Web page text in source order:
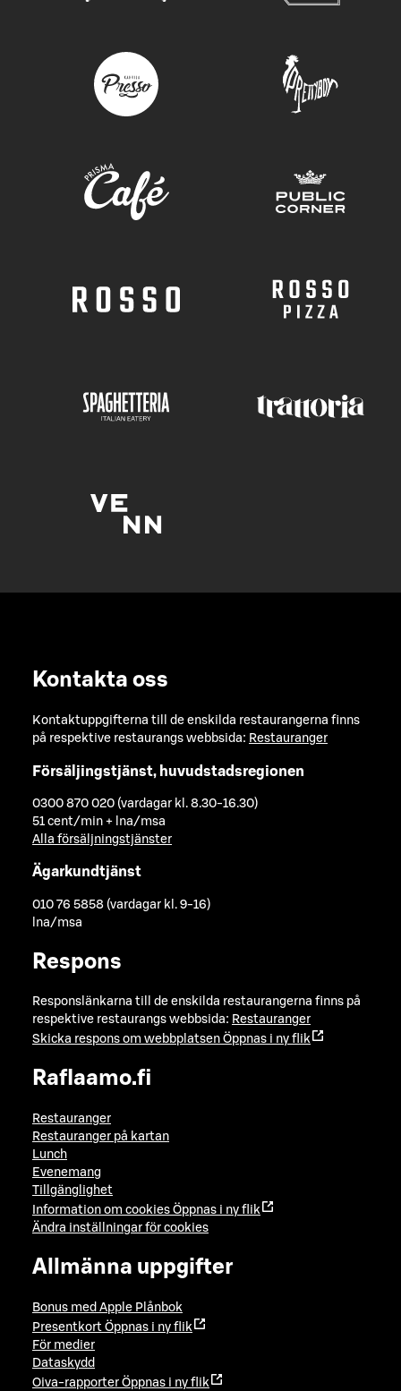
Kontakta oss
Kontaktuppgifterna till de enskilda restaurangerna finns
på respektive restaurangs webbsida: Restauranger
Försäljingstjänst, huvudstadsregionen
0300 870 020 (vardagar kl. 8.30-16.30)
51 cent/min + lna/msa
Alla försäljningstjänster
Ägarkundtjänst
010 76 5858 (vardagar kl. 9-16)
lna/msa
Respons
Responslänkarna till de enskilda restaurangerna finns på
respektive restaurangs webbsida: Restauranger
Skicka respons om webbplatsen Öppnas i ny flik
Raflaamo.fi
Restauranger
Restauranger på kartan
Lunch
Evenemang
Tillgänglighet
Information om cookies Öppnas i ny flik
Ändra inställningar för cookies
Allmänna uppgifter
Bonus med Apple Plånbok
Presentkort Öppnas i ny flik
För medier
Dataskydd
Oiva-rapporter Öppnas i ny flik